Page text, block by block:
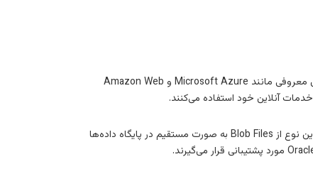
این دسته از Blob Files به طور عمده در ذخیره‌سازی ابری (cloud storage) استفاده می‌شوند. ابرهای معروفی مانند Microsoft Azure و Amazon Web
در این دسته، Blob Files به عنوان یک نوع از داده‌ها در پایگاه داده‌ها مورد استفاده قرار می‌گیرند. این نوع از Blob Files به صورت مستقیم در پایگاه داده‌ها